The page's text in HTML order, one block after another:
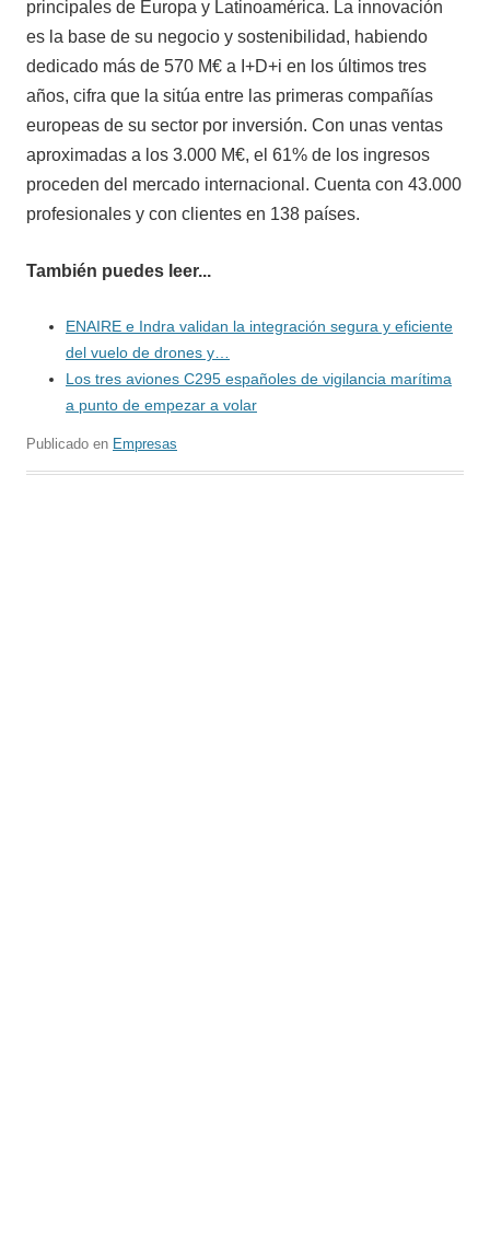
principales de Europa y Latinoamérica. La innovación
es la base de su negocio y sostenibilidad, habiendo
dedicado más de 570 M€ a I+D+i en los últimos tres
años, cifra que la sitúa entre las primeras compañías
europeas de su sector por inversión. Con unas ventas
aproximadas a los 3.000 M€, el 61% de los ingresos
proceden del mercado internacional. Cuenta con 43.000
profesionales y con clientes en 138 países.
También puedes leer...
ENAIRE e Indra validan la integración segura y eficiente
del vuelo de drones y…
Los tres aviones C295 españoles de vigilancia marítima
a punto de empezar a volar
Publicado en Empresas